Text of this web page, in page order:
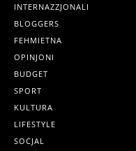
INTERNAZZJONALI
BLOGGERS
FEHMIETNA
OPINJONI
BUDGET
SPORT
KULTURA
LIFESTYLE
SOĊJAL